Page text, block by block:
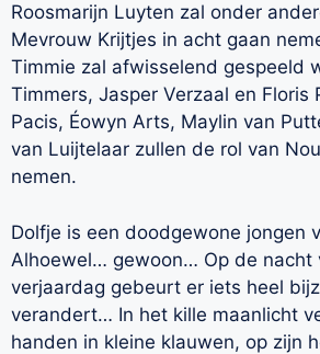
Roosmarijn Luyten zal onder
Mevrouw Krijtjes in acht gaan
Timmie zal afwisselend gespeeld
Timmers, Jasper Verzaal en Floris
Pacis, Éowyn Arts, Maylin van
van Luijtelaar zullen de rol van
nemen.
Dolfje is een doodgewone jongen
Alhoewel… gewoon… Op de nacht
verjaardag gebeurt er iets heel
verandert… In het kille maanlicht
handen in kleine klauwen, op zijn